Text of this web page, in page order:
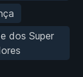
dos Super